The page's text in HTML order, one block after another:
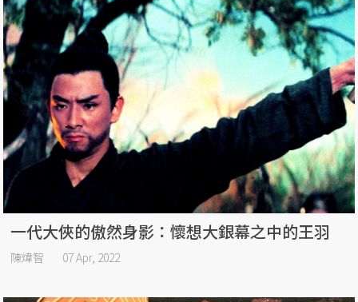
一代大俠的傲然身影：懷想大銀幕之中的王羽
陳煒智 07 Apr, 2022